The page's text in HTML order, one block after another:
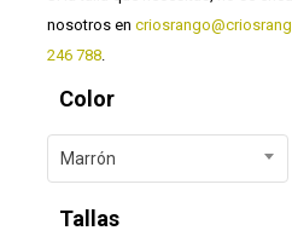
nosotros en
246 788
Color
Marrón
Tallas